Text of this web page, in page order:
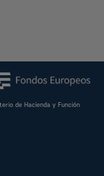
de Hacienda y Función